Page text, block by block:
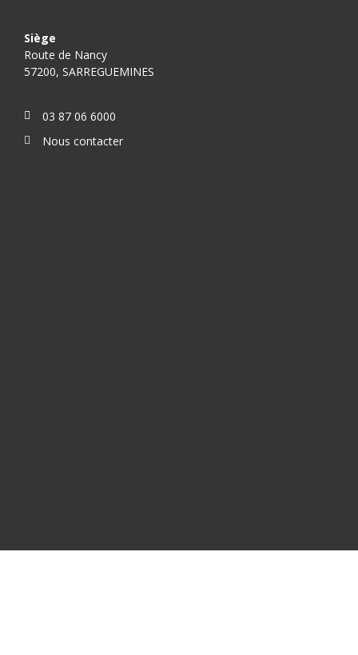
Siège
Route de Nancy
57200, SARREGUEMINES
03 87 06 6000
Nous contacter